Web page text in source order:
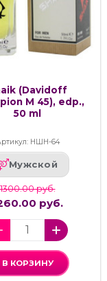
(Davidoff
M 45), edp.,
50 ml
НШН-64
Мужской
1300.00 руб.
руб.
В КОРЗИНУ